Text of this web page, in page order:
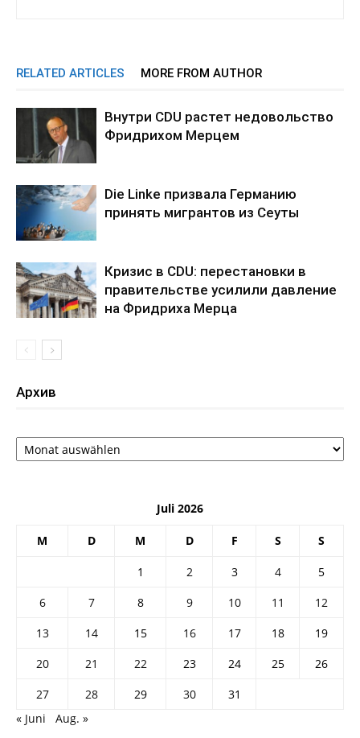
RELATED ARTICLES MORE FROM AUTHOR
Внутри CDU растет недовольство
Фридрихом Мерцем
Die Linke призвала Германию
принять мигрантов из Сеуты
Кризис в CDU: перестановки в
правительстве усилили давление
на Фридриха Мерца
Архив
Архив
Juli 2026
M D M D F S S
1 2 3 4
5
6
7 8 9 10 11
12
13
14 15 16 17 18
19
20
21 22 23 24 25
26
27
28 29 30
31
« Juni
Aug. »